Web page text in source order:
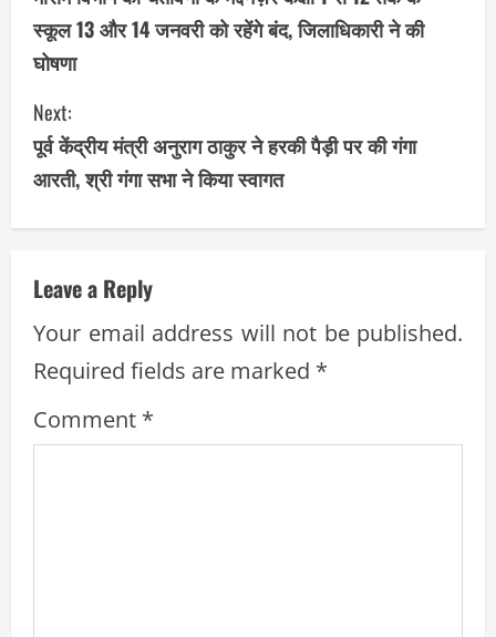
o
n
t
i
n
e
R
e
a
स्कूल 13 और 14 जनवरी को रहेंगे बंद, जिलाधिकारी ने की
घोषणा
Next:
पूर्व केंद्रीय मंत्री अनुराग ठाकुर ने हरकी पैड़ी पर की गंगा
आरती, श्री गंगा सभा ने किया स्वागत
Leave a Reply
Your email address will not be published.
Required fields are marked *
Comment *